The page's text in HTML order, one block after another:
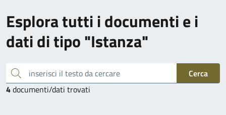
Esplora tutti i documenti e i
dati di tipo "Istanza"
inserisci il testo da cercare
Cerca
4documenti/dati trovati